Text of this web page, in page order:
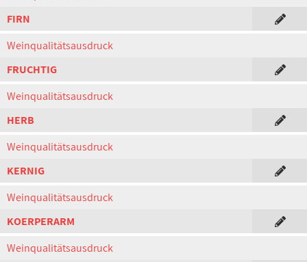
FIRN
Weinqualitätsausdruck
FRUCHTIG
Weinqualitätsausdruck
HERB
Weinqualitätsausdruck
KERNIG
Weinqualitätsausdruck
KOERPERARM
Weinqualitätsausdruck